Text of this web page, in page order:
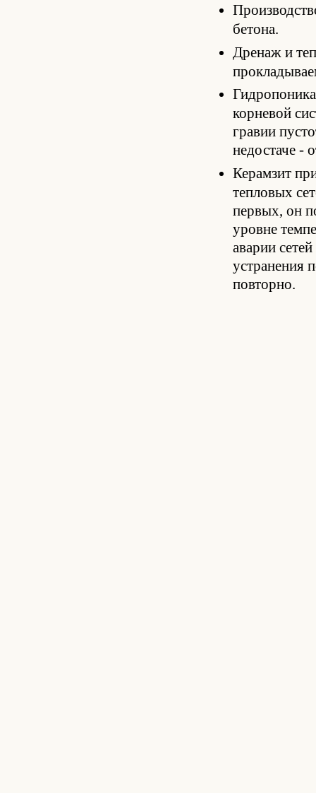
бетона.
Дренаж и
корневой
гравии
недостаче -
Керамзит
тепловых
первых, он
уровне
аварии
устранения
повторно.